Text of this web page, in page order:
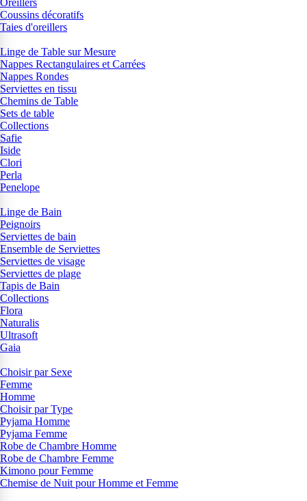
Oreillers
Coussins décoratifs
Taies d'oreillers
Linge de Table sur Mesure
Nappes Rectangulaires et Carrées
Nappes Rondes
Serviettes en tissu
Chemins de Table
Sets de table
Collections
Safie
Iside
Clori
Perla
Penelope
Linge de Bain
Peignoirs
Serviettes de bain
Ensemble de Serviettes
Serviettes de visage
Serviettes de plage
Tapis de Bain
Collections
Flora
Naturalis
Ultrasoft
Gaia
Choisir par Sexe
Femme
Homme
Choisir par Type
Pyjama Homme
Pyjama Femme
Robe de Chambre Homme
Robe de Chambre Femme
Kimono pour Femme
Chemise de Nuit pour Homme et Femme